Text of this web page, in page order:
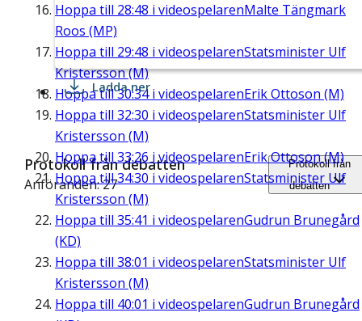
Hoppa till 28:48 i videospelarenMalte Tängmark
Roos (MP)
Hoppa till 29:48 i videospelarenStatsminister Ulf
Kristersson (M)
Hoppa till30:34i videospelarenErik Ottoson (M)
Hoppa till 32:30 i videospelarenStatsminister Ulf
Kristersson (M)
Hoppa till 33:26 i videospelarenErik Ottoson (M)
Hoppa till34:30 i videospelarenStatsminister Ulf
Kristersson (M)
Hoppa till 35:41 i videospelarenGudrun Brunegård
(KD)
Hoppa till 38:01 i videospelarenStatsminister Ulf
Kristersson (M)
Hoppa till 40:01 i videospelarenGudrun Brunegård
Ladda ner
Protokoll från debatten
Anföranden: 27
Protokoll från
debatten